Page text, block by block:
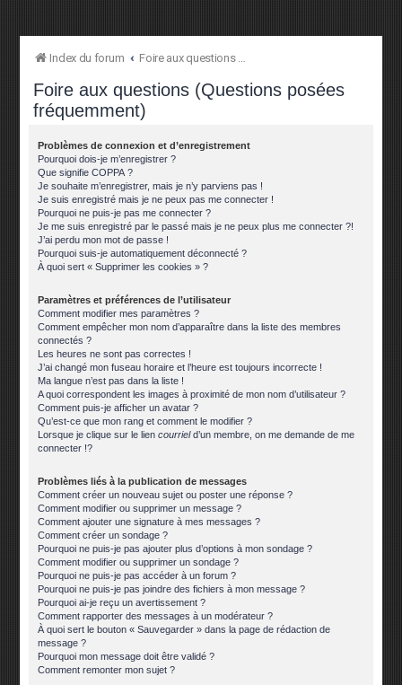
Index du forum Foire aux questions (Questions posées fréquemment)
Foire aux questions (Questions posées
fréquemment)
Problèmes de connexion et d’enregistrement
Pourquoi dois-je m’enregistrer ?
Que signifie COPPA ?
Je souhaite m’enregistrer, mais je n’y parviens pas !
Je suis enregistré mais je ne peux pas me connecter !
Pourquoi ne puis-je pas me connecter ?
Je me suis enregistré par le passé mais je ne peux plus me connecter ?!
J’ai perdu mon mot de passe !
Pourquoi suis-je automatiquement déconnecté ?
À quoi sert « Supprimer les cookies » ?
Paramètres et préférences de l’utilisateur
Comment modifier mes paramètres ?
Comment empêcher mon nom d’apparaître dans la liste des membres
connectés ?
Les heures ne sont pas correctes !
J’ai changé mon fuseau horaire et l’heure est toujours incorrecte !
Ma langue n’est pas dans la liste !
A quoi correspondent les images à proximité de mon nom d’utilisateur ?
Comment puis-je afficher un avatar ?
Qu’est-ce que mon rang et comment le modifier ?
Lorsque je clique sur le liencourrield’un membre, on me demande de me
connecter !?
Problèmes liés à la publication de messages
Comment créer un nouveau sujet ou poster une réponse ?
Comment modifier ou supprimer un message ?
Comment ajouter une signature à mes messages ?
Comment créer un sondage ?
Pourquoi ne puis-je pas ajouter plus d’options à mon sondage ?
Comment modifier ou supprimer un sondage ?
Pourquoi ne puis-je pas accéder à un forum ?
Pourquoi ne puis-je pas joindre des fichiers à mon message ?
Pourquoi ai-je reçu un avertissement ?
Comment rapporter des messages à un modérateur ?
À quoi sert le bouton « Sauvegarder » dans la page de rédaction de
message ?
Pourquoi mon message doit être validé ?
Comment remonter mon sujet ?